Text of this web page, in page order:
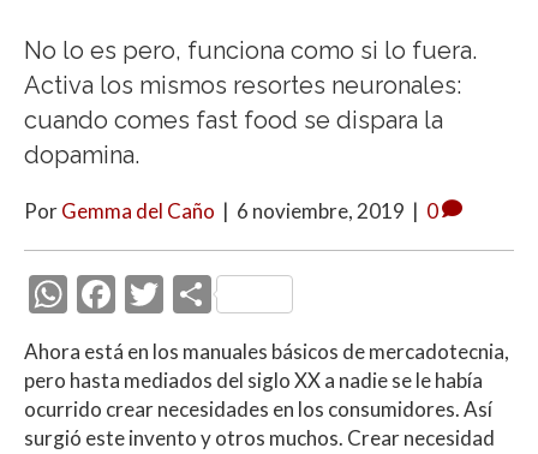
No lo es pero, funciona como si lo fuera.
Activa los mismos resortes neuronales:
cuando comes fast food se dispara la
dopamina.
PorGemma del Caño | 6 noviembre, 2019 | 0
W
at
s
F
ac
e
b
T
itt
er
C
m
p
Ahora está en los manuales básicos de mercadotecnia,
pero hasta mediados del siglo XX a nadie se le había
ocurrido crear necesidades en los consumidores. Así
surgió este invento y otros muchos. Crear necesidad